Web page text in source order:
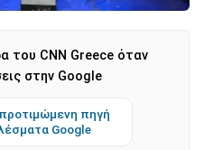
του CNN Greece όταν
στην Google
πηγή
Google